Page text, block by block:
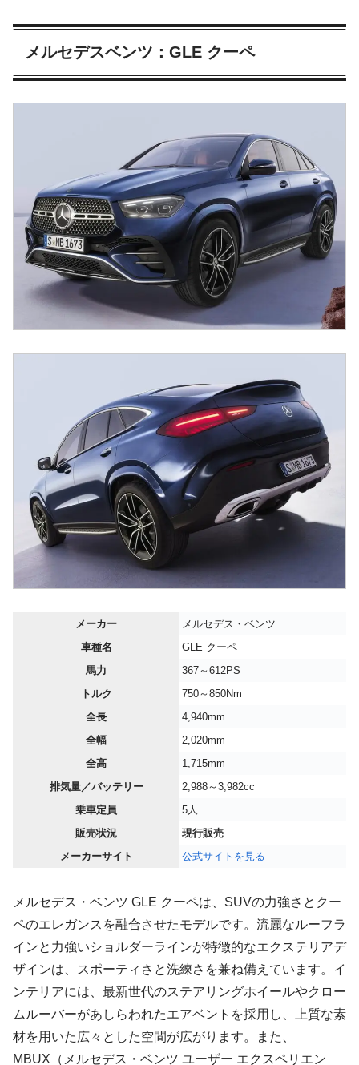
メルセデスベンツ：GLE クーペ
メーカー
メルセデス・ベンツ
車種名
GLE クーペ
馬力
367～612PS
トルク
750～850Nm
全長
4,940mm
全幅
2,020mm
全高
1,715mm
排気量／バッテリー
2,988～3,982cc
乗車定員
5人
販売状況
現行販売
メーカーサイト
公式サイトを見る
メルセデス・ベンツ GLE クーペは、SUVの力強さとクー
ペのエレガンスを融合させたモデルです。流麗なルーフラ
インと力強いショルダーラインが特徴的なエクステリアデ
ザインは、スポーティさと洗練さを兼ね備えています。イ
ンテリアには、最新世代のステアリングホイールやクロー
ムルーバーがあしらわれたエアベントを採用し、上質な素
材を用いた広々とした空間が広がります。また、
MBUX（メルセデス・ベンツ ユーザー エクスペリエン